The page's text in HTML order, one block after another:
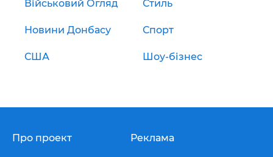
Військовий Огляд Стиль
Новини Донбасу Спорт
США Шоу-бізнес
Про проект Реклама